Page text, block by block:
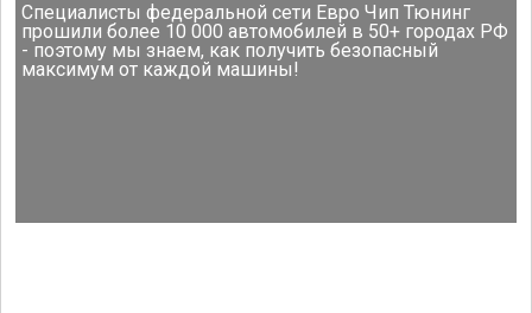
Специалисты федеральной сети Евро Чип Тюнинг
прошили более 10 000 автомобилей в 50+ городах РФ
- поэтому мы знаем, как получить безопасный
максимум от каждой машины!